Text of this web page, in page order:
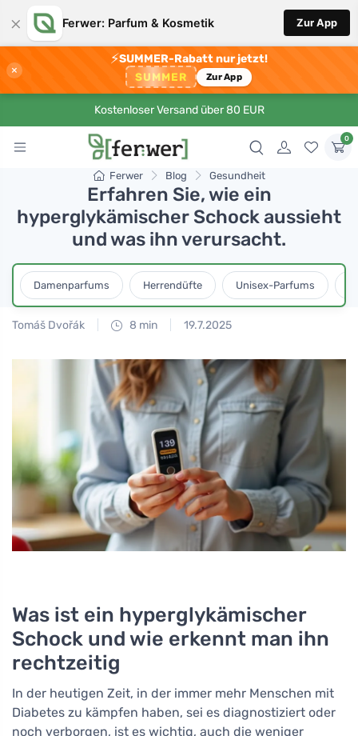
× Ferwer: Parfum & Kosmetik Zur App
×
⚡SUMMER-Rabatt nur jetzt!
SUMMER Zur App
Kostenloser Versand über 80 EUR
0
Ferwer Blog Gesundheit
Erfahren Sie, wie ein
hyperglykämischer Schock aussieht
und was ihn verursacht.
Damenparfums Herrendüfte Unisex-Parfums
Tomáš Dvořák 8 min 19.7.2025
Was ist ein hyperglykämischer
Schock und wie erkennt man ihn
rechtzeitig
In der heutigen Zeit, in der immer mehr Menschen mit
Diabetes zu kämpfen haben, sei es diagnostiziert oder
noch verborgen, ist es wichtig, auch die weniger